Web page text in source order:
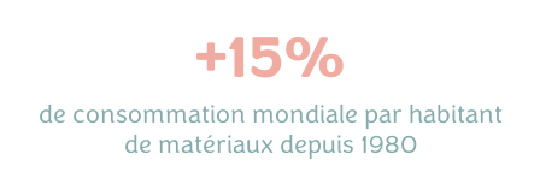
+15%
de consommation mondiale par habitant
de matériaux depuis 1980